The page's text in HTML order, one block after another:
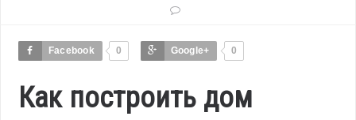
Facebook 0 Google+ 0
Как построить дом